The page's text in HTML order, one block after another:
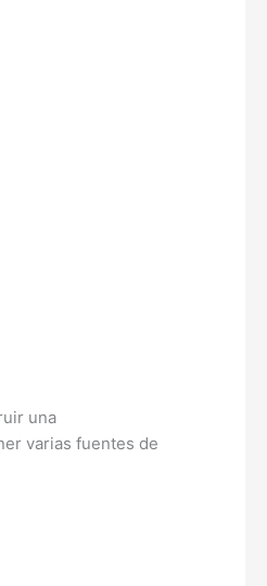
una
varias fuentes de